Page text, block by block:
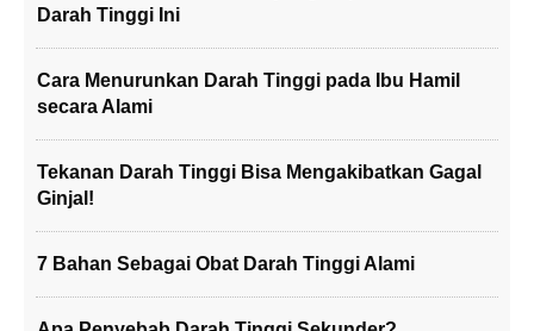
Darah Tinggi Ini
Cara Menurunkan Darah Tinggi pada Ibu Hamil
secara Alami
Tekanan Darah Tinggi Bisa Mengakibatkan Gagal
Ginjal!
7 Bahan Sebagai Obat Darah Tinggi Alami